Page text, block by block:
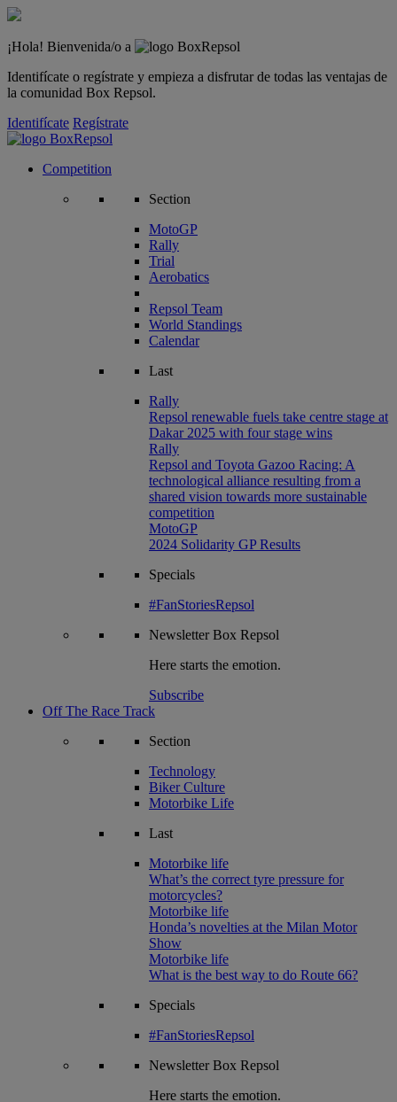
¡Hola! Bienvenida/o a
Identifícate o regístrate y empieza a disfrutar de todas las ventajas de
la comunidad Box Repsol.
Identifícate Regístrate
Competition
Section
MotoGP
Rally
Trial
Aerobatics
Repsol Team
World Standings
Calendar
Last
Rally
Repsol renewable fuels take centre stage at
Dakar 2025 with four stage wins
Rally
Repsol and Toyota Gazoo Racing: A
technological alliance resulting from a
shared vision towards more sustainable
competition
MotoGP
2024 Solidarity GP Results
Specials
#FanStoriesRepsol
NewsletterBox Repsol
Here starts the emotion.
Subscribe
Off The Race Track
Section
Technology
Biker Culture
Motorbike Life
Last
Motorbike life
What’s the correct tyre pressure for
motorcycles?
Motorbike life
Honda’s novelties at the Milan Motor
Show
Motorbike life
What is the best way to do Route 66?
Specials
#FanStoriesRepsol
NewsletterBox Repsol
Here starts the emotion.